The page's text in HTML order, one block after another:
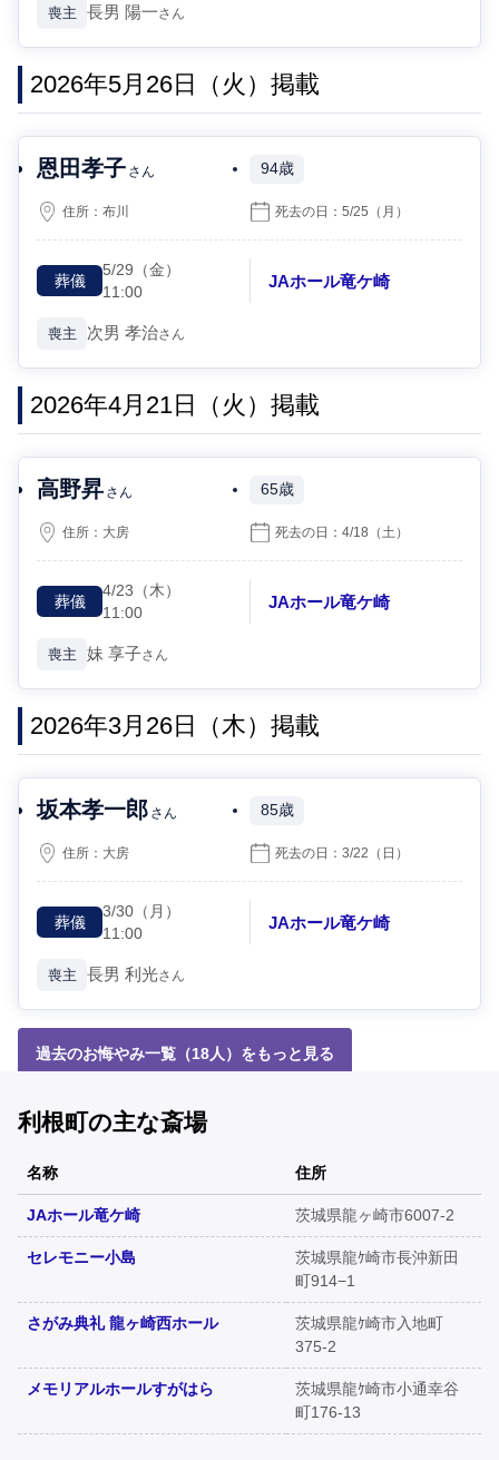
喪主 長男 陽一さん
2026年5月26日（火）掲載
恩田孝子 さん 94歳
住所：布川 死去の日：5/25 （月）
葬儀
5/29 （金）
11:00
JAホール竜ケ崎
喪主 次男 孝治さん
2026年4月21日（火）掲載
高野昇 さん 65歳
住所： 大房 死去の日：4/18 （土）
葬儀
4/23 （木）
11:00
JAホール竜ケ崎
喪主 妹 享子さん
2026年3月26日（木）掲載
坂本孝一郎 さん 85歳
住所： 大房 死去の日：3/22 （日）
葬儀
3/30 （月）
11:00
JAホール竜ケ崎
喪主 長男 利光さん
過去のお悔やみ一覧（18人）をもっと見る
利根町の主な斎場
名称 住所
JAホール竜ケ崎 茨城県龍ヶ崎市6007-2
セレモニー小島
茨城県龍ｹ崎市長沖新田
町914−1
さがみ典礼 龍ヶ崎西ホール
茨城県龍ｹ崎市入地町
375-2
メモリアルホールすがはら
茨城県龍ｹ崎市小通幸谷
町176-13